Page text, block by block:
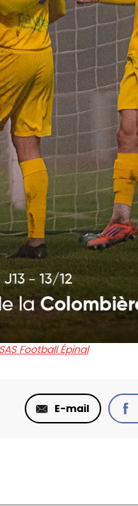
SAS Football Épinal
E-mail